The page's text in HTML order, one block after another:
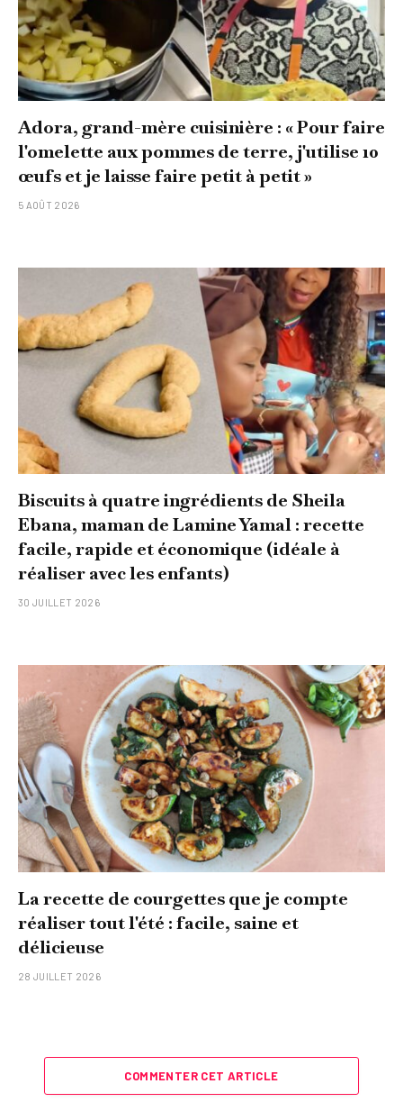
Adora, grand-mère cuisinière : « Pour faire
l'omelette aux pommes de terre, j'utilise 10
œufs et je laisse faire petit à petit »
5 AOÛT 2026
Biscuits à quatre ingrédients de Sheila
Ebana, maman de Lamine Yamal : recette
facile, rapide et économique (idéale à
réaliser avec les enfants)
30 JUILLET 2026
La recette de courgettes que je compte
réaliser tout l'été : facile, saine et
délicieuse
28 JUILLET 2026
COMMENTER CET ARTICLE